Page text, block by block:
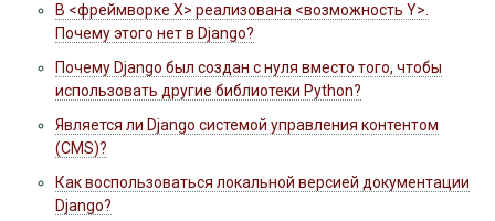
В <фреймворке X> реализована <возможность Y>.
Почему этого нет в Django?
Почему Django был создан с нуля вместо того, чтобы
использовать другие библиотеки Python?
Является ли Django системой управления контентом
(CMS)?
Как воспользоваться локальной версией документации
Django?